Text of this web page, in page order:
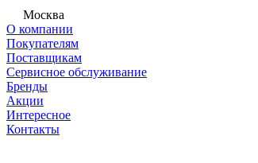
Москва
О компании
Покупателям
Поставщикам
Сервисное обслуживание
Бренды
Акции
Интересное
Контакты